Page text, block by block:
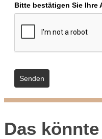
Bitte bestätigen Sie Ihre
Senden
Das